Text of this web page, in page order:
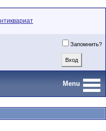
Запомнить?
Menu